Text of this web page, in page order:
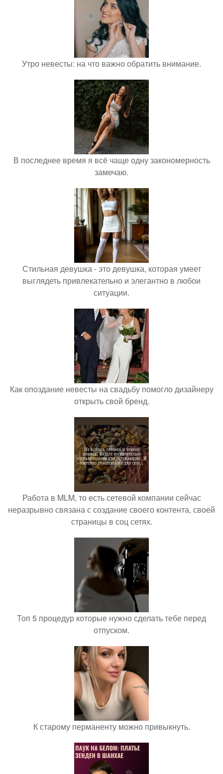
Утро невесты: на что важно обратить внимание.
В последнее время я всё чаще одну закономерность
замечаю.
Стильная девушка - это девушка, которая умеет
выглядеть привлекательно и элегантно в любои
ситуации.
Как опоздание невесты на свадьбу помогло дизайнеру
открыть свой бренд.
Работа в MLM, то есть сетевой компании сейчас
неразрывно связана с создание своего контента, своей
страницы в соц сетях.
Топ 5 процедур которые нужно сделать тебе перед
отпуском.
К старому перманенту можно привыкнуть.